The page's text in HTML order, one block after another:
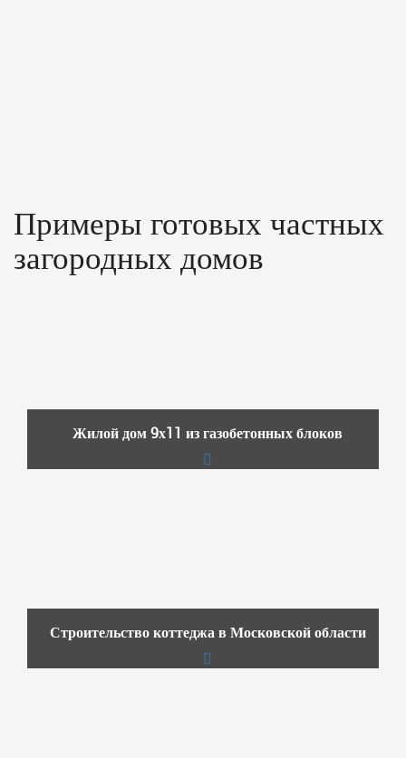
Примеры готовых частных
загородных домов
Жилой дом 9х11 из газобетонных блоков
Строительство коттеджа в Московской области